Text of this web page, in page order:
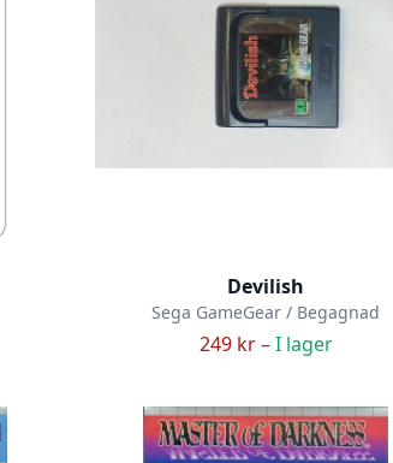
Devilish
Sega GameGear / Begagnad
249 kr –I lager